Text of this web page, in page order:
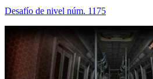
Desafío de nivel núm. 1175